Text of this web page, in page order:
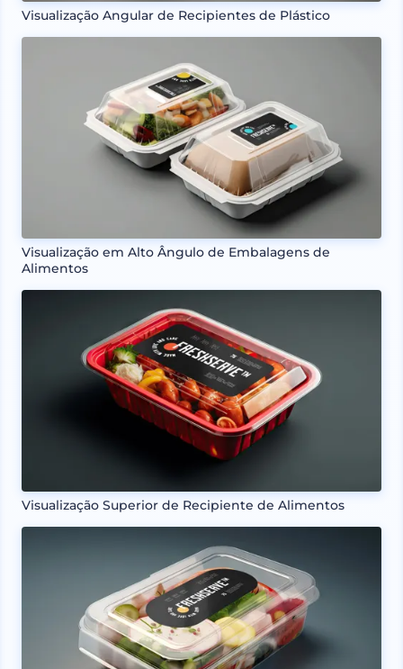
Visualização Angular de Recipientes de Plástico
Visualização em Alto Ângulo de Embalagens de
Alimentos
Visualização Superior de Recipiente de Alimentos